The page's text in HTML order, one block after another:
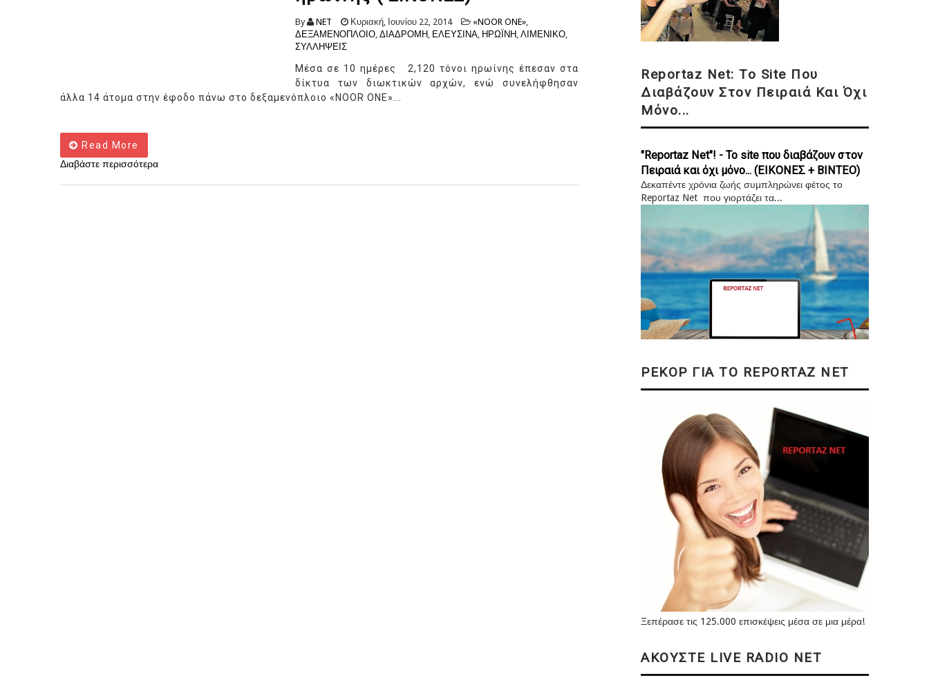
By NET Κυριακή, Ιουνίου 22, 2014 «NOOR ONE»,
ΔΕΞΑΜΕΝΟΠΛΟΙΟ, ΔΙΑΔΡΟΜΗ, ΕΛΕΥΣΙΝΑ, ΗΡΩΪΝΗ, ΛΙΜΕΝΙΚΟ,
ΣΥΛΛΗΨΕΙΣ
Μέσα σε 10 ημέρες 2,120 τόνοι ηρωίνης έπεσαν στα
δίκτυα των διωκτικών αρχών, ενώ συνελήφθησαν
άλλα 14 άτομα στην έφοδο πάνω στο δεξαμενόπλοιο «NOOR ONE»...
Read More
Διαβάστε περισσότερα
Reportaz Net: Το Site Που
Διαβάζουν Στον Πειραιά Και Όχι
Μόνο...
"Reportaz Net"! - Το site που διαβάζουν στον
Πειραιά και όχι μόνο... (ΕΙΚΟΝΕΣ + ΒΙΝΤΕΟ)
Δεκαπέντε χρόνια ζωής συμπληρώνει φέτος το
Reportaz Net που γιορτάζει τα...
ΡΕΚΟΡ ΓΙΑ ΤΟ REPORTAZ NET
Ξεπέρασε τις 125.000 επισκέψεις μέσα σε μια μέρα!
ΑΚΟΥΣΤΕ LIVE RADIO NET